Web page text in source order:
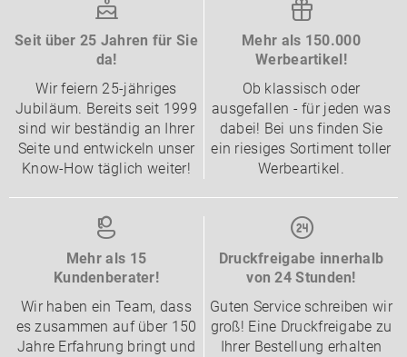
Seit über 25 Jahren für Sie
da!
Wir feiern 25-jähriges
Jubiläum. Bereits seit 1999
sind wir beständig an Ihrer
Seite und entwickeln unser
Know-How täglich weiter!
Mehr als 150.000
Werbeartikel!
Ob klassisch oder
ausgefallen - für jeden was
dabei! Bei uns finden Sie
ein riesiges Sortiment toller
Werbeartikel.
Mehr als 15
Kundenberater!
Wir haben ein Team, dass
es zusammen auf über 150
Jahre Erfahrung bringt und
Druckfreigabe innerhalb
von 24 Stunden!
Guten Service schreiben wir
groß! Eine Druckfreigabe zu
Ihrer Bestellung erhalten